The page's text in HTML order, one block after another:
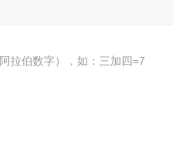
拉伯数字），如：三加四=7